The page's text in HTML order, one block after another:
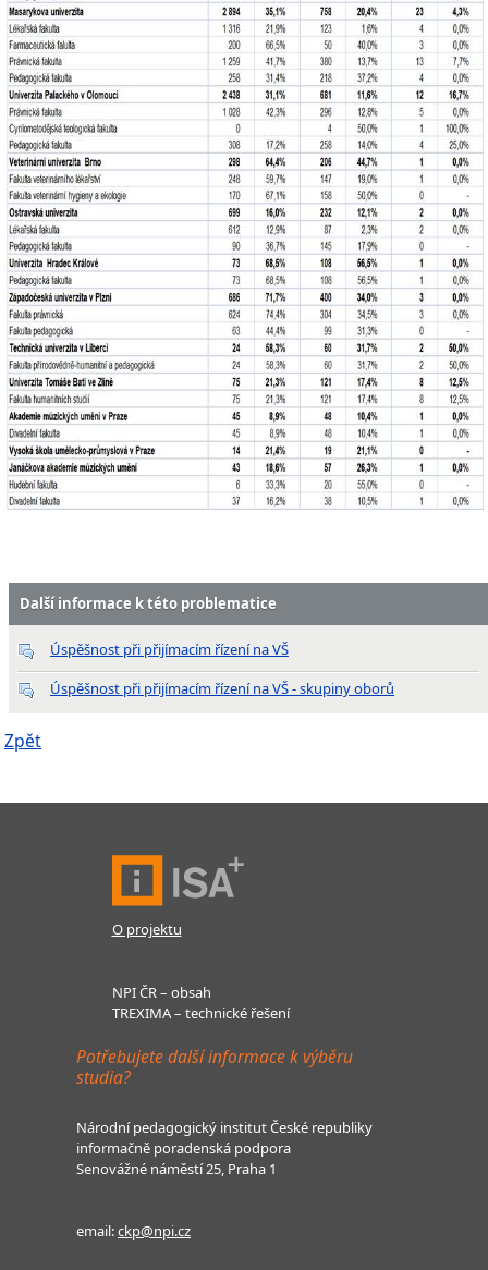
Další informace k této problematice
Úspěšnost při přijímacím řízení na VŠ
Úspěšnost při přijímacím řízení na VŠ - skupiny oborů
Zpět
O projektu
NPI ČR – obsah
TREXIMA – technické řešení
Potřebujete další informace k výběru
studia?
Národní pedagogický institut České republiky
informačně poradenská podpora
Senovážné náměstí 25, Praha 1
email:ckp@npi.cz